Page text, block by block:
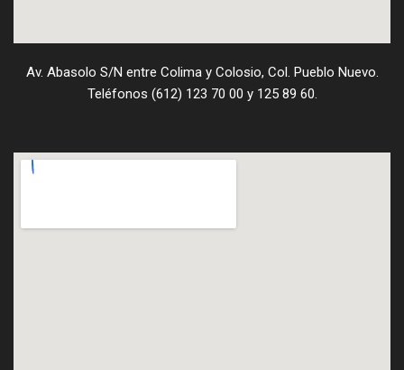
Av. Abasolo S/N entre Colima y Colosio, Col. Pueblo Nuevo.
Teléfonos (612) 123 70 00 y 125 89 60.